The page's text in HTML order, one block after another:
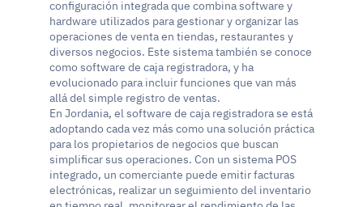
configuración integrada que combina software y
hardware utilizados para gestionar y organizar las
operaciones de venta en tiendas, restaurantes y
diversos negocios. Este sistema también se conoce
como software de caja registradora, y ha
evolucionado para incluir funciones que van más
allá del simple registro de ventas.
En Jordania, el software de caja registradora se está
adoptando cada vez más como una solución práctica
para los propietarios de negocios que buscan
simplificar sus operaciones. Con un sistema POS
integrado, un comerciante puede emitir facturas
electrónicas, realizar un seguimiento del inventario